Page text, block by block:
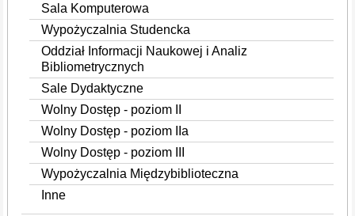
Sala Komputerowa
Wypożyczalnia Studencka
Oddział Informacji Naukowej i Analiz
Bibliometrycznych
Sale Dydaktyczne
Wolny Dostęp - poziom II
Wolny Dostęp - poziom IIa
Wolny Dostęp - poziom III
Wypożyczalnia Międzybiblioteczna
Inne